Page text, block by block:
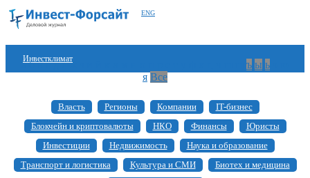
ENG
Инвестклимат
Инвестиции
Блокчейн
Стартапы
а б в г д е ж ъ ы ь
я Все
Власть Регионы Компании
IT-бизнес
Блокчейн и криптовалюты
НКО Финансы
Юристы
Инвестиции
Недвижимость
Наука и образование
Транспорт и логистика
Культура и СМИ
Биотех и медицина